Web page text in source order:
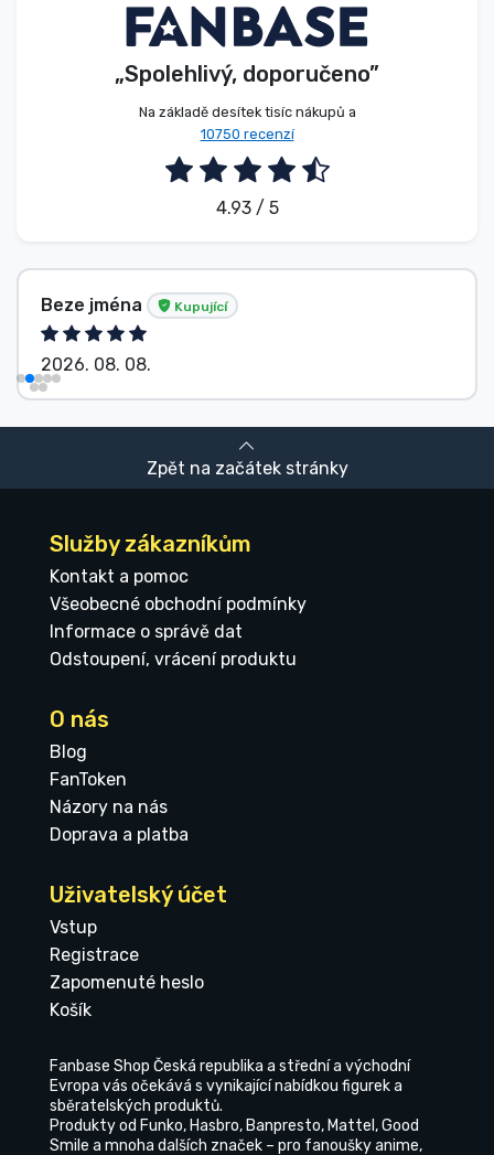
„Spolehlivý, doporučeno”
Na základě desítek tisíc nákupů a
10750 recenzí
4.93 / 5
Beze jména Kupující
2026. 08. 08.
Zpět na začátek stránky
Služby zákazníkům
Kontakt a pomoc
Všeobecné obchodní podmínky
Informace o správě dat
Odstoupení, vrácení produktu
O nás
Blog
FanToken
Názory na nás
Doprava a platba
Uživatelský účet
Vstup
Registrace
Zapomenuté heslo
Košík
Fanbase Shop Česká republika a střední a východní
Evropa vás očekává s vynikající nabídkou figurek a
sběratelských produktů.
Produkty od Funko, Hasbro, Banpresto, Mattel, Good
Smile a mnoha dalších značek – pro fanoušky anime,